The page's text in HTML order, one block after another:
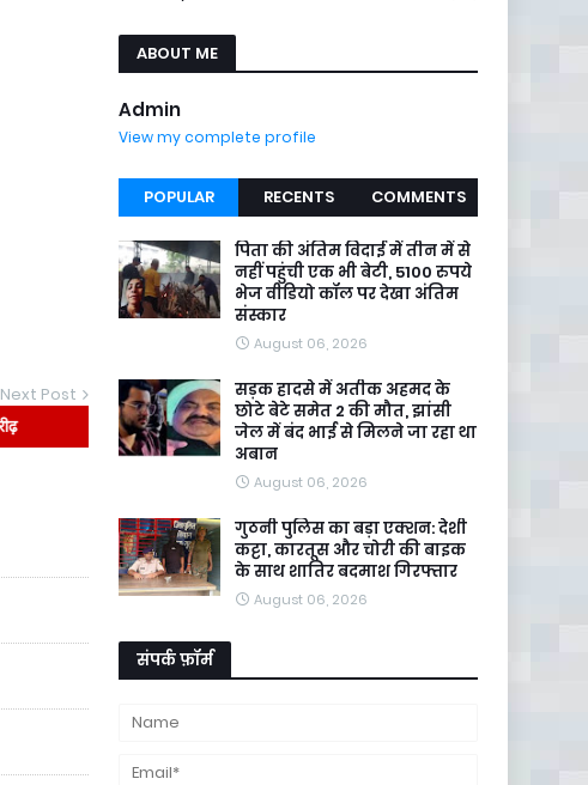
Next Post
ABOUT ME
Admin
View my complete profile
POPULAR RECENTS COMMENTS
पिता की अंतिम विदाई में तीन में से
नहीं पहुंची एक भी बेटी, 5100 रुपये
भेज वीडियो कॉल पर देखा अंतिम
संस्कार
August 06, 2026
सड़क हादसे में अतीक अहमद के
छोटे बेटे समेत 2 की मौत, झांसी
जेल में बंद भाई से मिलने जा रहा था
अबान
August 06, 2026
गुठनी पुलिस का बड़ा एक्शन: देशी
कट्टा, कारतूस और चोरी की बाइक
के साथ शातिर बदमाश गिरफ्तार
August 06, 2026
संपर्क फ़ॉर्म